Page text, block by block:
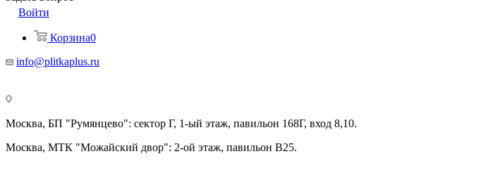
Войти
Корзина0
info@plitkaplus.ru
Москва, БП "Румянцево": сектор Г, 1-ый этаж, павильон 168Г, вход 8,10.
Москва, МТК "Можайский двор": 2-ой этаж, павильон В25.